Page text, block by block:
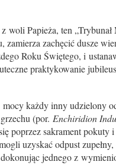
Papieża, ten
zachęcić dusze
Roku Świętego, i
praktykowanie
każdy inny udzielony
(por. Enchiridion
poprzez sakrament
uzyskać odpust
jednego z